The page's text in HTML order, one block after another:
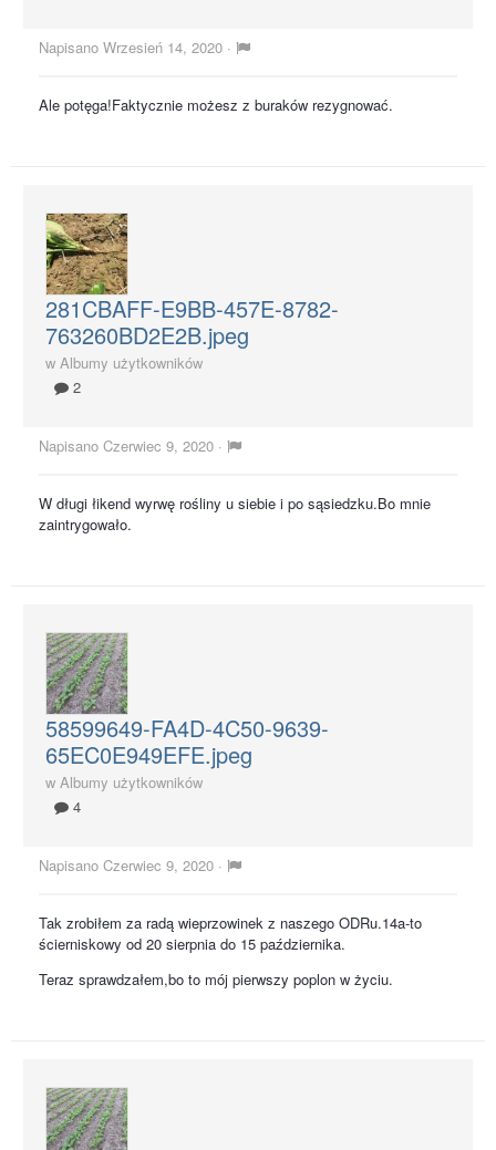
Napisano Wrzesień 14, 2020 ·
Ale potęga!Faktycznie możesz z buraków rezygnować.
281CBAFF-E9BB-457E-8782-
763260BD2E2B.jpeg
w Albumy użytkowników
2
Napisano Czerwiec 9, 2020 ·
W długi łikend wyrwę rośliny u siebie i po sąsiedzku.Bo mnie
zaintrygowało.
58599649-FA4D-4C50-9639-
65EC0E949EFE.jpeg
w Albumy użytkowników
4
Napisano Czerwiec 9, 2020 ·
Tak zrobiłem za radą wieprzowinek z naszego ODRu.14a-to
ścierniskowy od 20 sierpnia do 15 października.
Teraz sprawdzałem,bo to mój pierwszy poplon w życiu.